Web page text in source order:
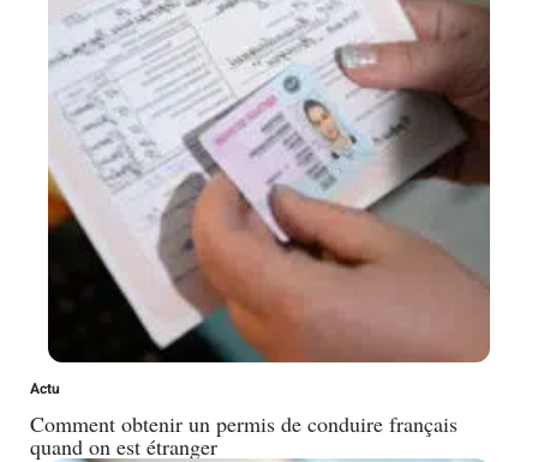
Actu
Comment obtenir un permis de conduire français
quand on est étranger